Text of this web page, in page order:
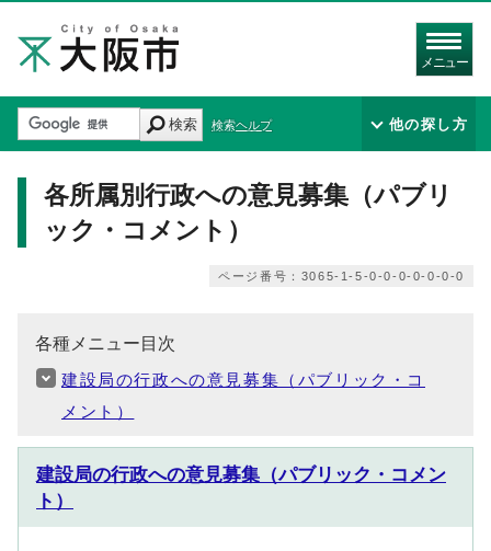
メニュー
検索 検索ヘルプ 他の探し方
各所属別行政への意見募集（パブリ
ック・コメント）
ページ番号：3065-1-5-0-0-0-0-0-0-0
各種メニュー目次
建設局の行政への意見募集（パブリック・コ
メント）
建設局の行政への意見募集（パブリック・コメン
ト）